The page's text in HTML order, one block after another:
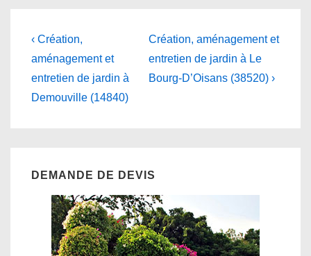
Navigation
de
l’article
Previous
Post
is
‹ Création,
aménagement et
entretien de jardin à
Demouville (14840)
Next
Post
is
Création, aménagement et
entretien de jardin à Le
Bourg-D’Oisans (38520) ›
DEMANDE DE DEVIS